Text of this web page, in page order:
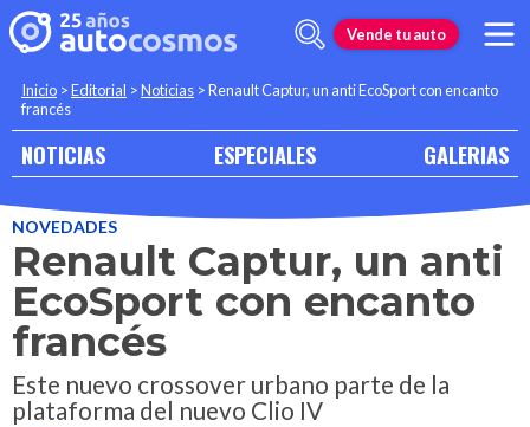
Vende tu auto
Inicio >Editorial >Noticias >Renault Captur, un anti EcoSport con encanto
francés
NOTICIAS ESPECIALES GALERIAS
NOVEDADES
Renault Captur, un anti
EcoSport con encanto
francés
Este nuevo crossover urbano parte de la
plataforma del nuevo Clio IV